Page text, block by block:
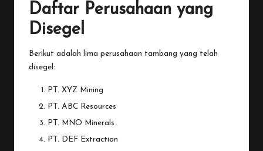
Daftar Perusahaan yang
Disegel
Berikut adalah lima perusahaan tambang yang telah
disegel:
PT. XYZ Mining
PT. ABC Resources
PT. MNO Minerals
PT. DEF Extraction